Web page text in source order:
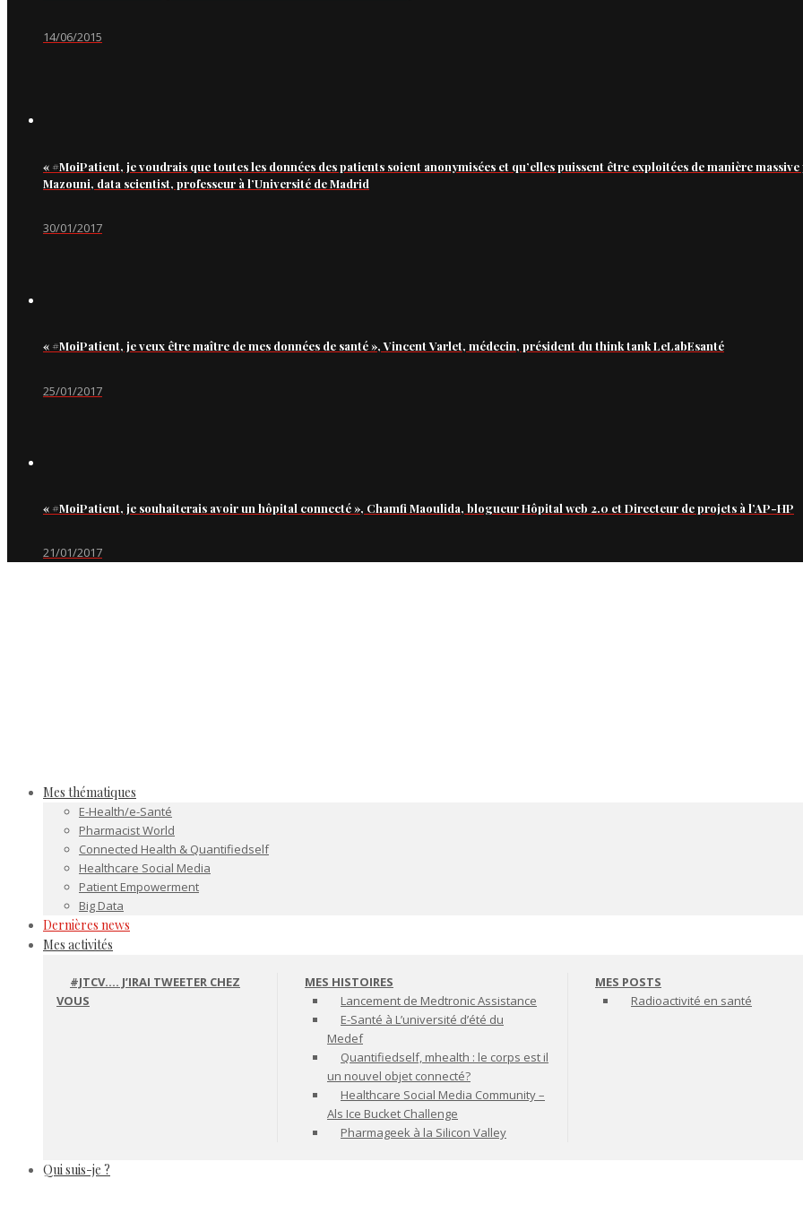
14/06/2015
« #MoiPatient, je voudrais que toutes les données des patients soient anonymisées et qu’elles puissent être exploitées de manière
Mazouni, data scientist, professeur à l’Université de Madrid
30/01/2017
« #MoiPatient, je veux être maître de mes données de santé », Vincent Varlet, médecin, président du think tank LeLabEsanté
25/01/2017
« #MoiPatient, je souhaiterais avoir un hôpital connecté », Chamfi Maoulida, blogueur Hôpital web 2.0 et Directeur de projets à l’AP-HP
21/01/2017
Mes thématiques
E-Health/e-Santé
Pharmacist World
Connected Health & Quantifiedself
Healthcare Social Media
Patient Empowerment
Big Data
Dernières news
Mes activités
#JTCV…. J’IRAI TWEETER CHEZ
VOUS
MES HISTOIRES
Lancement de Medtronic Assistance
E-Santé à L’université d’été du
Medef
Quantifiedself, mhealth : le corps est il
un nouvel objet connecté?
Healthcare Social Media Community –
Als Ice Bucket Challenge
Pharmageek à la Silicon Valley
MES POSTS
Radioactivité en santé
Qui suis-je ?